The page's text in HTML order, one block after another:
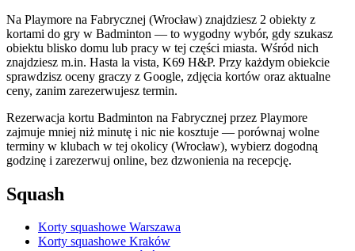
Na Playmore na Fabrycznej (Wrocław) znajdziesz 2 obiekty z
kortami do gry w Badminton — to wygodny wybór, gdy szukasz
obiektu blisko domu lub pracy w tej części miasta. Wśród nich
znajdziesz m.in. Hasta la vista, K69 H&P. Przy każdym obiekcie
sprawdzisz oceny graczy z Google, zdjęcia kortów oraz aktualne
ceny, zanim zarezerwujesz termin.
Rezerwacja kortu Badminton na Fabrycznej przez Playmore
zajmuje mniej niż minutę i nic nie kosztuje — porównaj wolne
terminy w klubach w tej okolicy (Wrocław), wybierz dogodną
godzinę i zarezerwuj online, bez dzwonienia na recepcję.
Squash
Korty squashowe Warszawa
Korty squashowe Kraków